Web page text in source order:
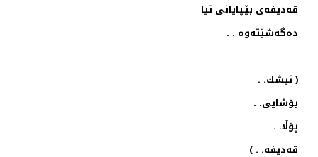
قه‌دیفه‌ی بێـپایانی تیا
ده‌گه‌شێته‌وه‌ . .
( تیشك‌. .
بۆشایی. .
پۆڵا. .
قه‌دیفه‌. . )